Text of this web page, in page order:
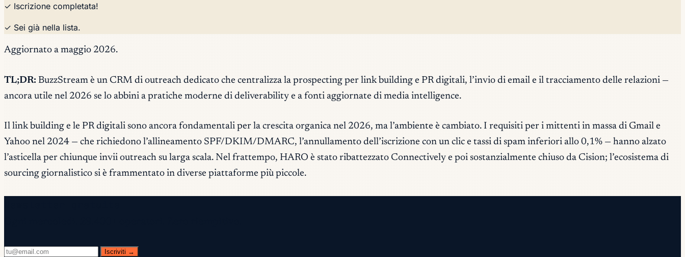
✓ Iscrizione completata!
✓ Sei già nella lista.
Aggiornato a maggio 2026.
TL;DR: BuzzStream è un CRM di outreach dedicato che centralizza la prospecting per link building e PR digitali, l’invio di email e il tracciamento delle relazioni —
ancora utile nel 2026 se lo abbini a pratiche moderne di deliverability e a fonti aggiornate di media intelligence.
Il link building e le PR digitali sono ancora fondamentali per la crescita organica nel 2026, ma l’ambiente è cambiato. I requisiti per i mittenti in massa di Gmail e
Yahoo nel 2024 — che richiedono l’allineamento SPF/DKIM/DMARC, l’annullamento dell’iscrizione con un clic e tassi di spam inferiori allo 0,1% — hanno alzato
l’asticella per chiunque invii outreach su larga scala. Nel frattempo, HARO è stato ribattezzato Connectively e poi sostanzialmente chiuso da Cision; l’ecosistema di
sourcing giornalistico si è frammentato in diverse piattaforme più piccole.
Iscriviti →